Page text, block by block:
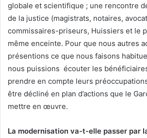
globale et scientifique ; une rencontre
de la justice (magistrats, notaires,
commissaires-priseurs, Huissiers et le
même enceinte. Pour que nous autres
présentions ce que nous faisons
nous puissions écouter les
prendre en compte leurs
être décliné en plan d’actions que le
mettre en œuvre.
La modernisation va-t-elle passer par